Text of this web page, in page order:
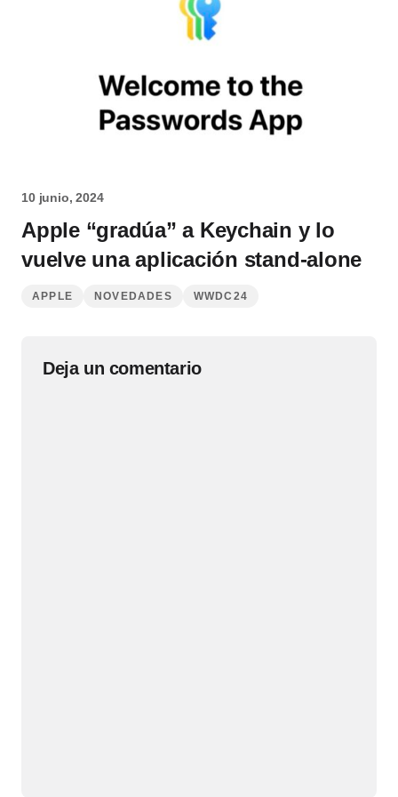
10 junio, 2024
Apple “gradúa” a Keychain y lo
vuelve una aplicación stand-alone
APPLE NOVEDADES WWDC24
Deja un comentario